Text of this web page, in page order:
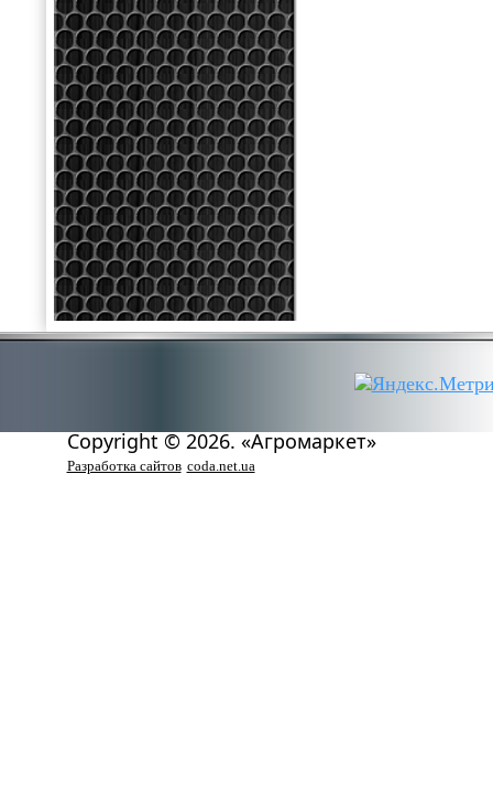
Copyright © 2026. «Агромаркет»
Разработка сайтов coda.net.ua